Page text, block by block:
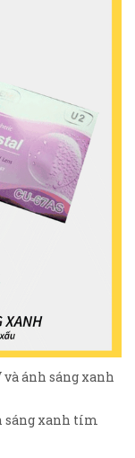
và ánh sáng xanh
sáng xanh tím